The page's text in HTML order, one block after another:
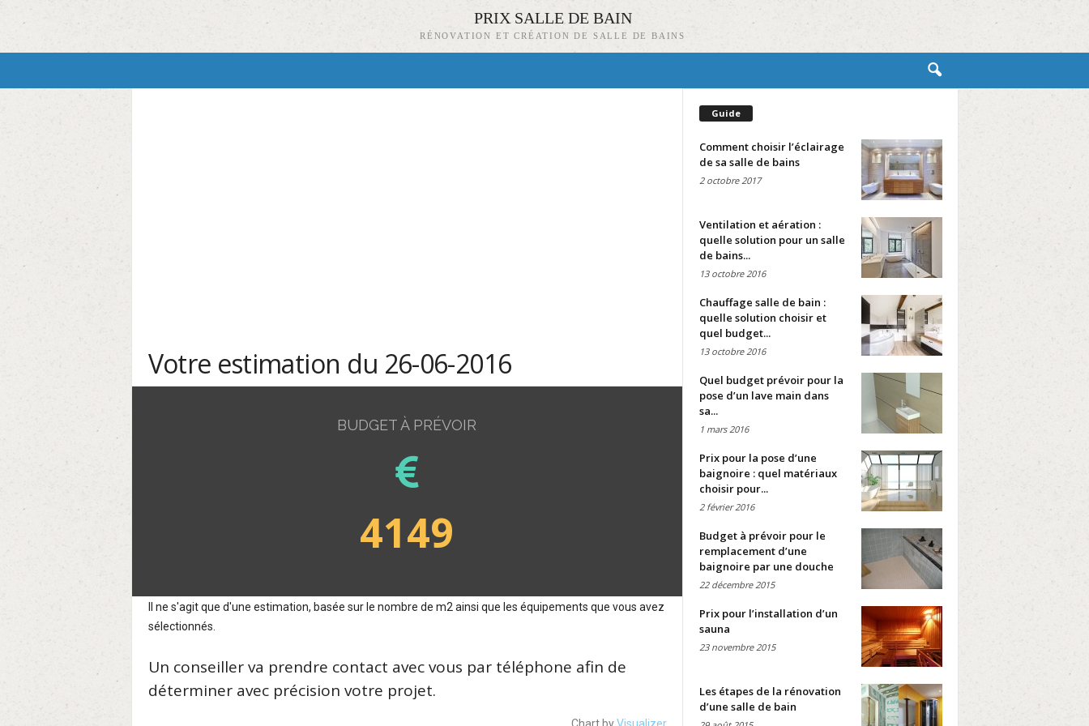
PRIX SALLE DE BAIN
RÉNOVATION ET CRÉATION DE SALLE DE BAINS
Votre estimation du 26-06-2016
BUDGET À PRÉVOIR
4149
Il ne s'agit que d'une estimation, basée sur le nombre de m2 ainsi que les équipements que vous avez
sélectionnés.
Un conseiller va prendre contact avec vous par téléphone afin de
déterminer avec précision votre projet.
Chart byVisualizer
Guide
Comment choisir l’éclairage
de sa salle de bains
2 octobre 2017
Ventilation et aération :
quelle solution pour un salle
de bains...
13 octobre 2016
Chauffage salle de bain :
quelle solution choisir et
quel budget...
13 octobre 2016
Quel budget prévoir pour la
pose d’un lave main dans
sa...
1 mars 2016
Prix pour la pose d’une
baignoire : quel matériaux
choisir pour...
2 février 2016
Budget à prévoir pour le
remplacement d’une
baignoire par une douche
22 décembre 2015
Prix pour l’installation d’un
sauna
23 novembre 2015
Les étapes de la rénovation
d’une salle de bain